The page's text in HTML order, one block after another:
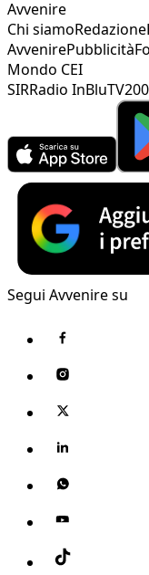
Avvenire
Chi siamoRedazione
AvvenirePubblicità
Mondo CEI
SIRRadio InBlu
Segui Avvenire su